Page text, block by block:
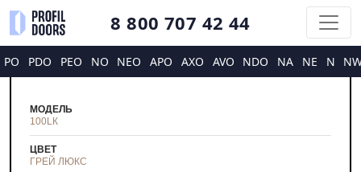
8 800 707 42 44
PO PDO PEO NO NEO APO AXO AVO NDO NA NE N
МОДЕЛЬ
100LК
ЦВЕТ
ГРЕЙ ЛЮКС